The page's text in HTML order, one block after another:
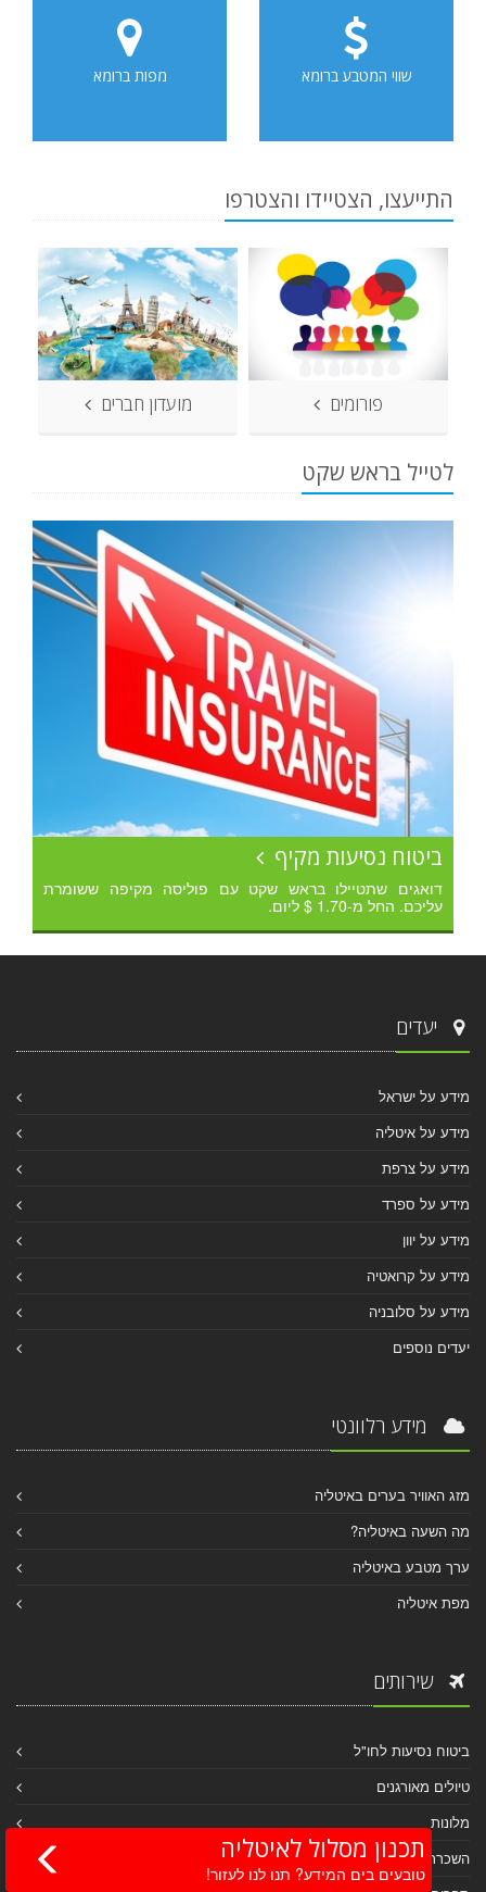
שווי המטבע ברומא מפות ברומא
התייעצו, הצטיידו והצטרפו
פורומים מועדון חברים
לטייל בראש שקט
ביטוח נסיעות מקיף
דואגים שתטיילו בראש שקט עם פוליסה מקיפה ששומרת
עליכם. החל מ-1.70 $ ליום.
יעדים
מידע על ישראל
מידע על איטליה
מידע על צרפת
מידע על ספרד
מידע על יוון
מידע על קרואטיה
מידע על סלובניה
יעדים נוספים
מידע רלוונטי
מזג האוויר בערים באיטליה
מה השעה באיטליה?
ערך מטבע באיטליה
מפת איטליה
שירותים
ביטוח נסיעות לחו"ל
טיולים מאורגנים
מלונות
השכרת רכבתכנון מסלול לאיטליה
טובעים בים המידע? תנו לנו לעזור!